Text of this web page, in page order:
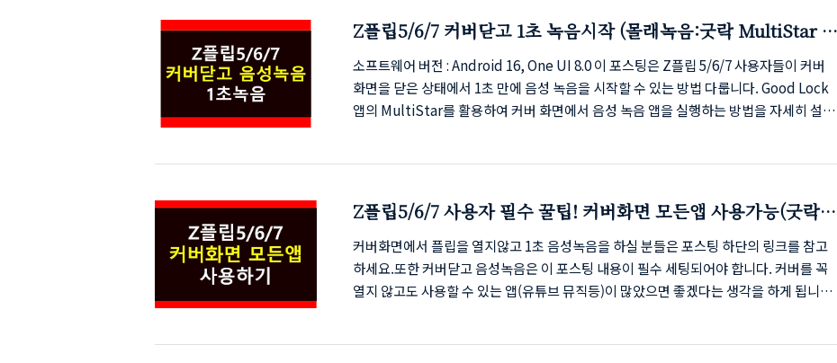
쳐야 함제한적인 위젯 기능One UI 8.0 (갤럭시 AI 적용):커버 화면에서 음성 답장 가능AI
나우 브리프로 맞춤 정보 제공폰 접은..
Z플립5/6/7 커버닫고 1초 녹음시작 (몰래녹음:굿락 MultiStar 완
소프트웨어 버전 : Android 16, One UI 8.0 이 포스팅은 Z플립 5/6/7 사용자들이 커버
화면을 닫은 상태에서 1초 만에 음성 녹음을 시작할 수 있는 방법 다룹니다. Good Lock
앱의 MultiStar를 활용하여 커버 화면에서 음성 녹음 앱을 실행하는 방법을 자세히 설명
+ 완벽 가이드) 📌 목차 (H2 태그 활용 - 체류 시간 극대화 전략)녹음이 '결정적 증거'가 되
는 시대: 왜 측면 버튼 길게 누르기가 ..
Z플립5/6/7 사용자 필수 꿀팁! 커버화면 모든앱 사용가능(굿락!
커버화면에서 플립을 열지않고 1초 음성녹음을 하실 분들은 포스팅 하단의 링크를 참고
하세요.또한 커버닫고 음성녹음은 이 포스팅 내용이 필수 세팅되어야 합니다. 커버를 꼭
열지 않고도 사용할 수 있는 앱(유튜브 뮤직등)이 많았으면 좋겠다는 생각을 하게 됩니다.